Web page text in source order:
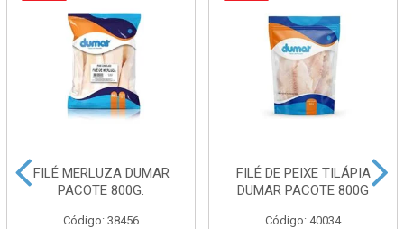
FILÉ MERLUZA DUMAR
PACOTE 800G.
Código: 38456
FILÉ DE PEIXE TILÁPIA
DUMAR PACOTE 800G
Código: 40034